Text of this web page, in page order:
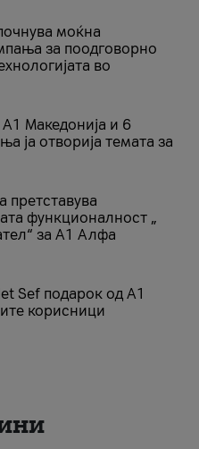
моќна
за поодговорно
во
A1 Македонија и 6
ја отворија темата за
претставува
функционалност „
за А1 Алфа
Sеf подарок од А1
корисници